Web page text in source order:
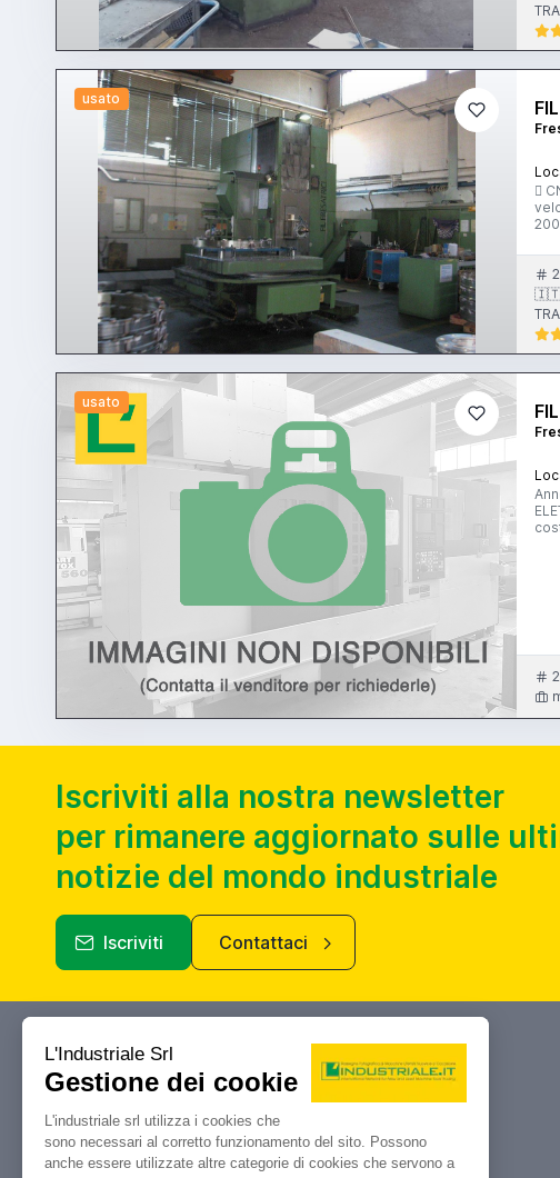
usato

velocità di
🇮🇹
usato FIL
Iscriviti alla nostra newsletter
per rimanere aggiornato sulle
notizie del mondo industriale
Iscriviti Contattaci
Industriale.it
Il tuo portale di riferimento per
compravendita, aste e liquidazioni di